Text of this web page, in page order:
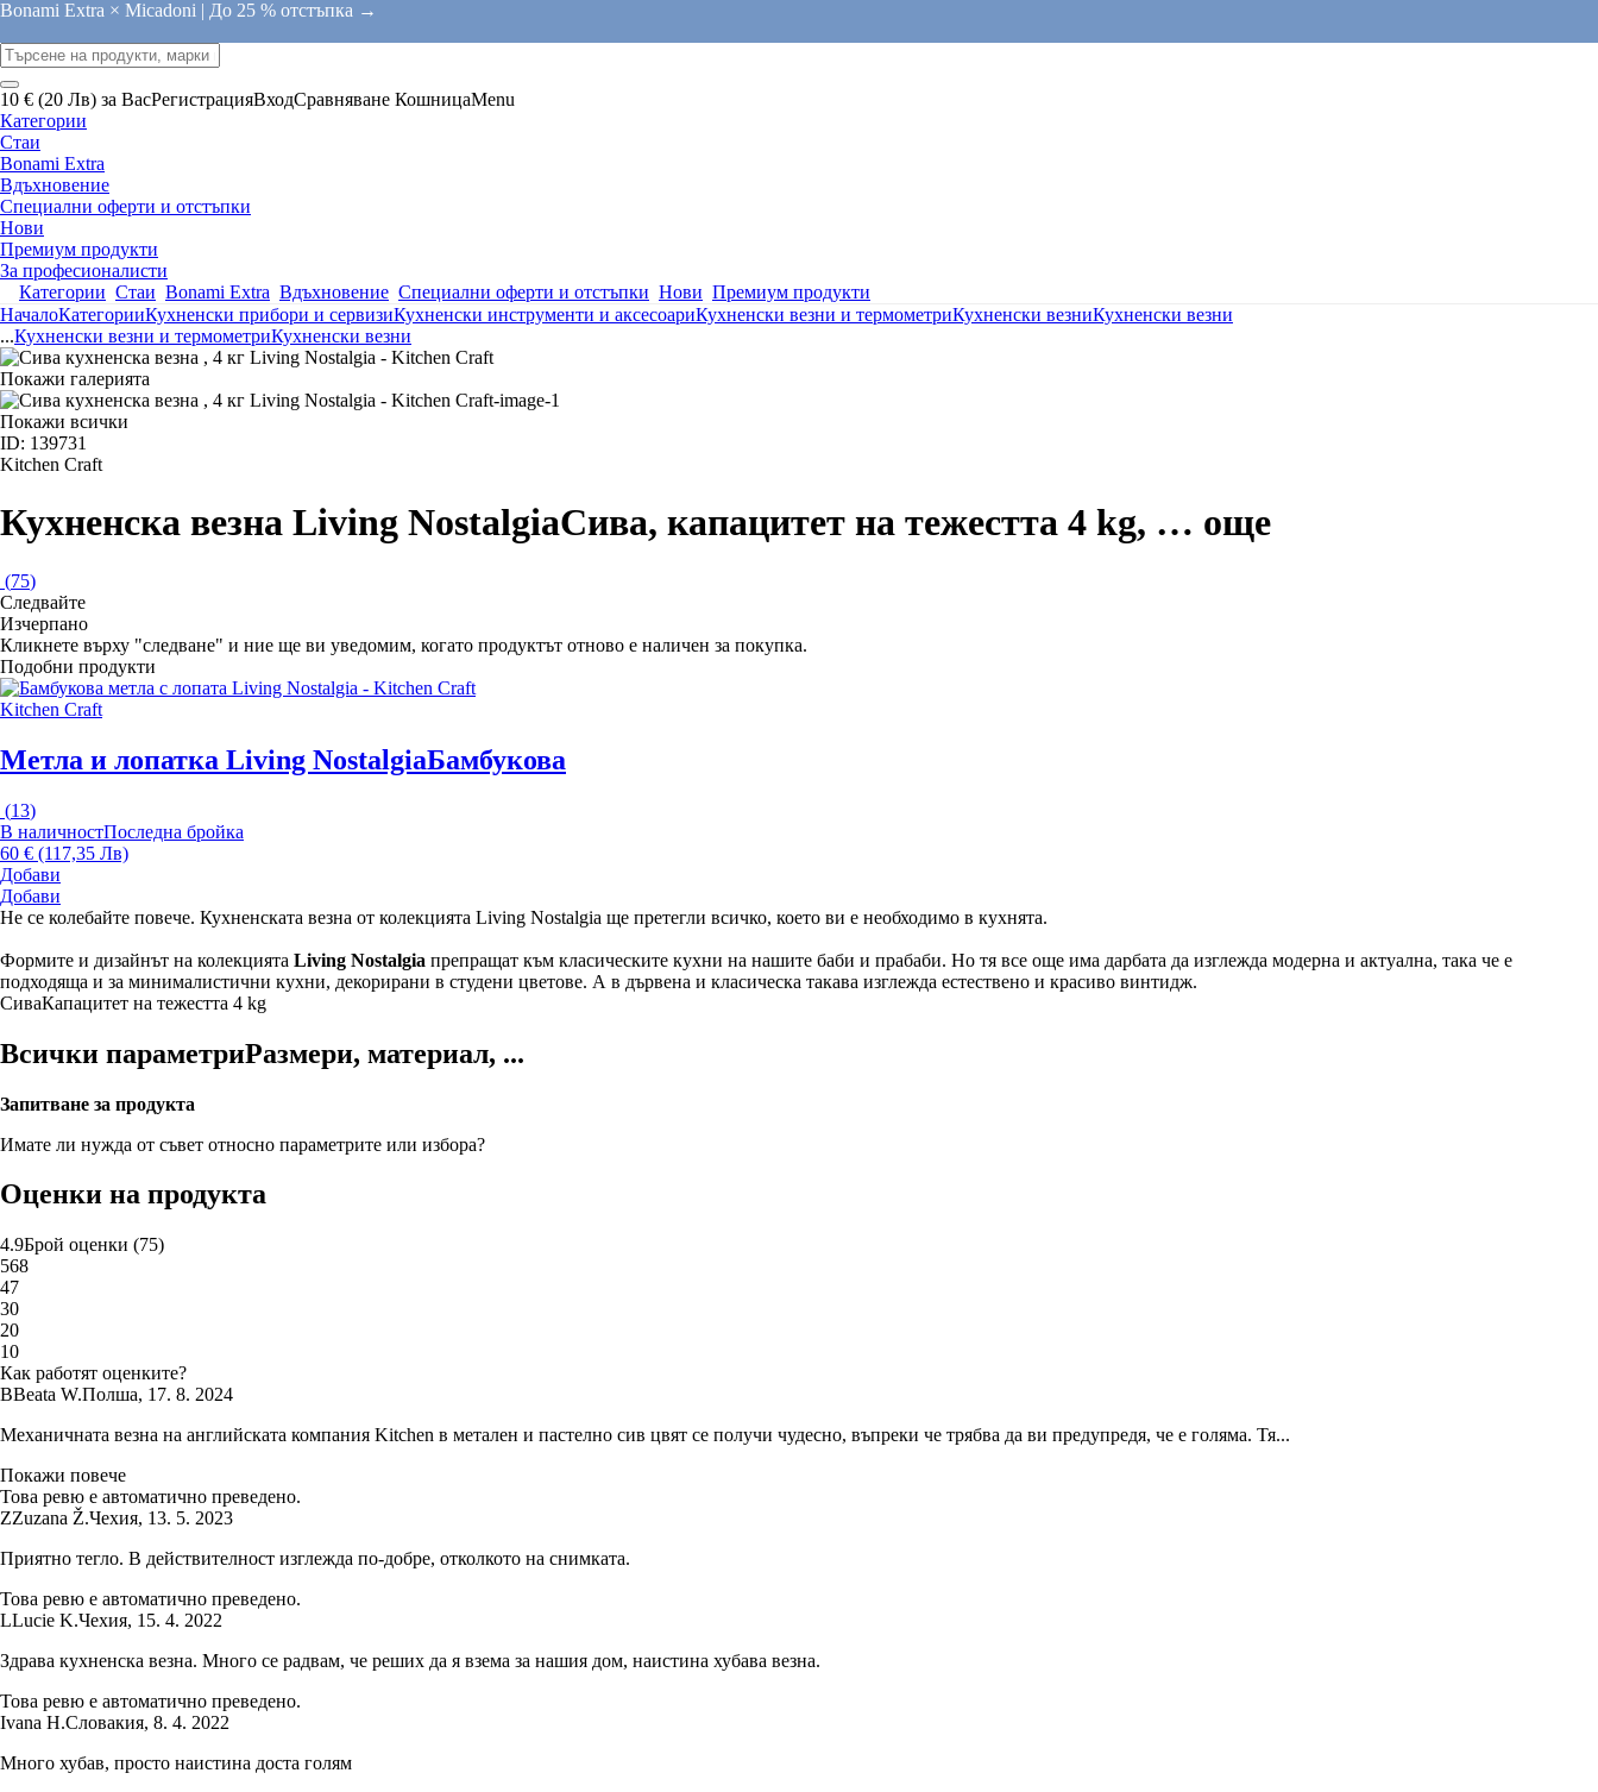
Bonami Extra × Micadoni | До 25 % отстъпка →
10 € (20 Лв) за ВасРегистрацияВходСравняване КошницаMenu
Категории
Стаи
Bonami Extra
Вдъхновение
Специални оферти и отстъпки
Нови
Премиум продукти
За професионалисти
Категории Стаи Bonami Extra Вдъхновение Специални оферти и отстъпки Нови Премиум продукти
НачалоКатегорииКухненски прибори и сервизиКухненски инструменти и аксесоариКухненски везни и термометриКухненски везниКухненски везни
...Кухненски везни и термометриКухненски везни
Покажи галерията
Покажи всички
ID: 139731
Kitchen Craft
Кухненска везна Living NostalgiaСива, капацитет на тежестта 4 kg, … още
(75)
Следвайте
Изчерпанo
Кликнете върху "следване" и ние ще ви уведомим, когато продуктът отново е наличен за покупка.
Подобни продукти
Kitchen Craft
Метла и лопатка Living NostalgiaБамбукова
(13)
В наличностПоследна бройка
60 € (117,35 Лв)
Добави
Добави
Не се колебайте повече. Кухненската везна от колекцията Living Nostalgia ще претегли всичко, което ви е необходимо в кухнята.
Формите и дизайнът на колекцията Living Nostalgia препращат към класическите кухни на нашите баби и прабаби. Но тя все още има дарбата да изглежда модерна и актуална, така че е
подходяща и за минималистични кухни, декорирани в студени цветове. А в дървена и класическа такава изглежда естествено и красиво винтидж.
СиваКапацитет на тежестта 4 kg
Всички параметриРазмери, материал, ...
Запитване за продукта
Имате ли нужда от съвет относно параметрите или избора?
Оценки на продукта
4.9Брой оценки (75)
568
47
30
20
10
Как работят оценките?
BBeata W.Полша, 17. 8. 2024
Механичната везна на английската компания Kitchen в метален и пастелно сив цвят се получи чудесно, въпреки че трябва да ви предупредя, че е голяма. Тя...
Покажи повече
Това ревю е автоматично преведено.
ZZuzana Ž.Чехия, 13. 5. 2023
Приятно тегло. В действителност изглежда по-добре, отколкото на снимката.
Това ревю е автоматично преведено.
LLucie K.Чехия, 15. 4. 2022
Здрава кухненска везна. Много се радвам, че реших да я взема за нашия дом, наистина хубава везна.
Това ревю е автоматично преведено.
Ivana H.Словакия, 8. 4. 2022
Много хубав, просто наистина доста голям